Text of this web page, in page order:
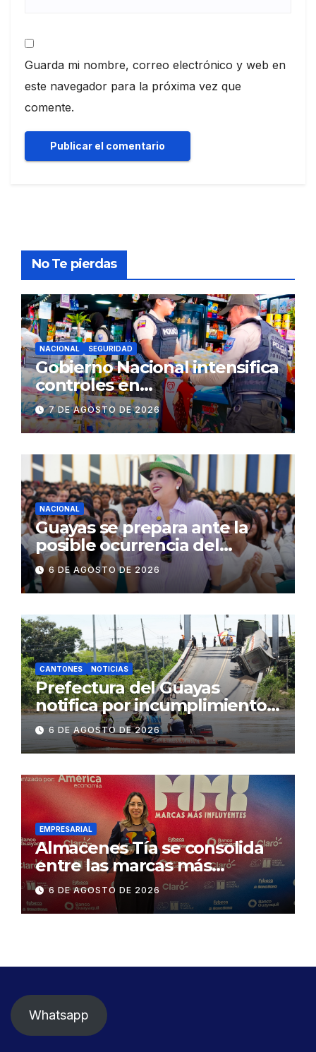
Guarda mi nombre, correo electrónico y web en
este navegador para la próxima vez que
comente.
No Te pierdas
NACIONAL SEGURIDAD
Gobierno Nacional intensifica
controles en
establecimientos y espacios
públicos de Pichincha: 684
operativos en zonas
comerciales y de
concurrencia
7 DE AGOSTO DE 2026
NACIONAL
Guayas se prepara ante la
posible ocurrencia del
fenómeno de El Niño:
Gobierno Nacional capacita a
2.500 jóvenes
6 DE AGOSTO DE 2026
CANTONES NOTICIAS
Prefectura del Guayas
notifica por incumplimiento
contractual a la
Concesionaria CONORTE y
exige celeridad en
desmontaje del puente
Gonzalo Icaza Cornejo, en
Daule
6 DE AGOSTO DE 2026
EMPRESARIAL
Almacenes Tía se consolida
entre las marcas más
influyentes del Ecuador
6 DE AGOSTO DE 2026
Whatsapp